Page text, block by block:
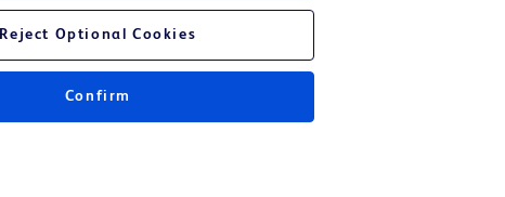
Reject Optional Cookies
Confirm